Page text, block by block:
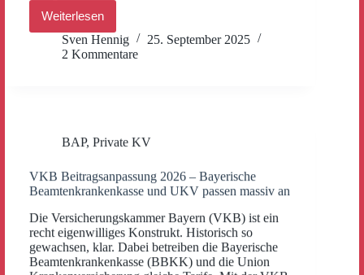
Weiterlesen
PKV-
Wechsel
für
Angestellte
Einkommen
73.800
€
77.400
€
liegt.
Sven Hennig
25. September 2025
2 Kommentare
BAP, Private KV
VKB Beitragsanpassung 2026 – Bayerische
Beamtenkrankenkasse und UKV passen massiv an
Die Versicherungskammer Bayern (VKB) ist ein
recht eigenwilliges Konstrukt. Historisch so
gewachsen, klar. Dabei betreiben die Bayerische
Beamtenkrankenkasse (BBKK) und die Union